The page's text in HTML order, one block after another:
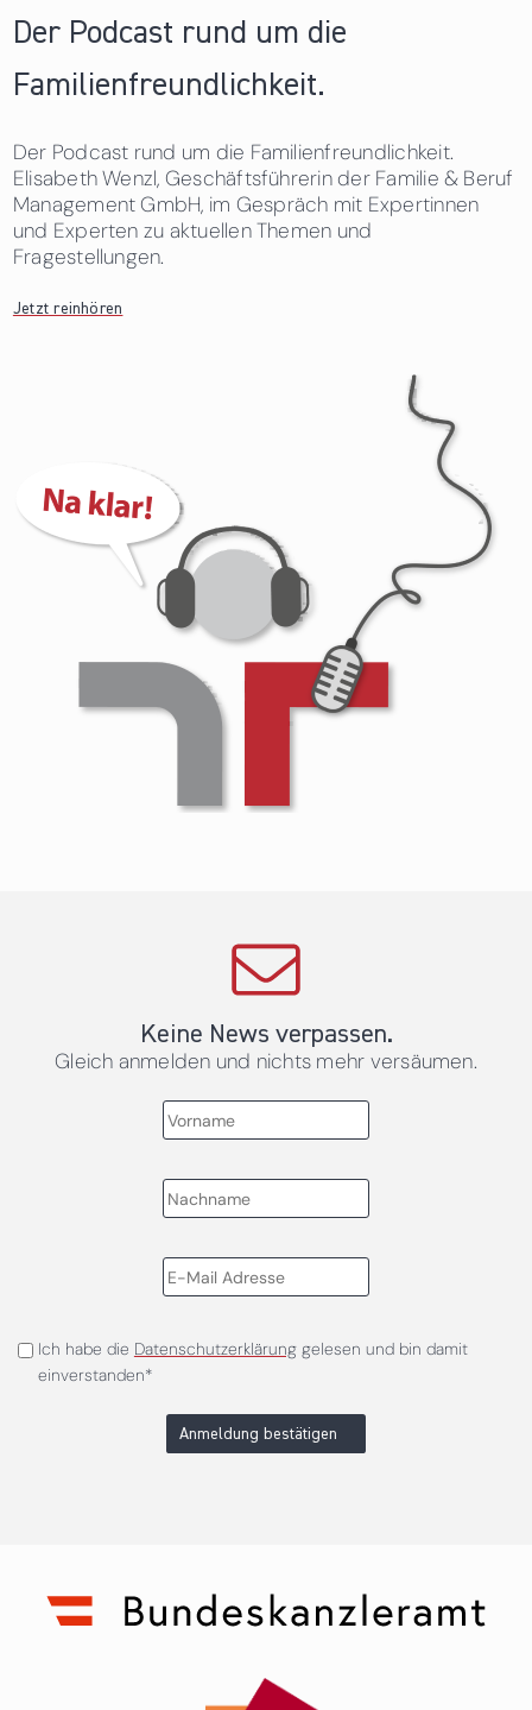
Der Podcast rund um die
Familienfreundlichkeit.
Der Podcast rund um die Familienfreundlichkeit.
Elisabeth Wenzl, Geschäftsführerin der Familie & Beruf
Management GmbH, im Gespräch mit Expertinnen
und Experten zu aktuellen Themen und
Fragestellungen.
Jetzt reinhören
Keine News verpassen.
Gleich anmelden und nichts mehr versäumen.
Ich habe die Datenschutzerklärunggelesen und bin damit
einverstanden*
Anmeldung bestätigen